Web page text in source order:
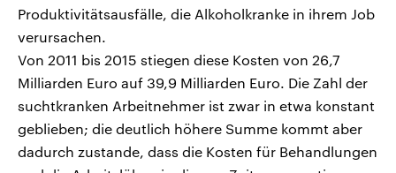
Produktivitätsausfälle, die Alkoholkranke in ihrem Job
verursachen.
Von 2011 bis 2015 stiegen diese Kosten von 26,7
Milliarden Euro auf 39,9 Milliarden Euro. Die Zahl der
suchtkranken Arbeitnehmer ist zwar in etwa konstant
geblieben; die deutlich höhere Summe kommt aber
dadurch zustande, dass die Kosten für Behandlungen